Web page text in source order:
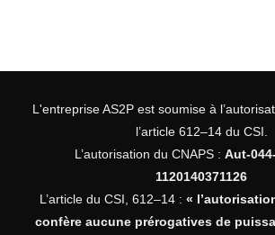
L'entreprise AS2P est soumise à
l’article 612–14 du CSI.
L’autorisation du CNAPS : Aut-
1120140371126
L’article du CSI, 612–14 : «
confère aucune prérogatives de